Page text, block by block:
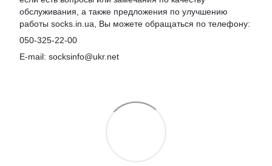
обслуживания, а также предложения по улучшению
работы socks.in.ua, Вы можете обращаться по телефону:
050-325-22-00
E-mail: socksinfo@ukr.net